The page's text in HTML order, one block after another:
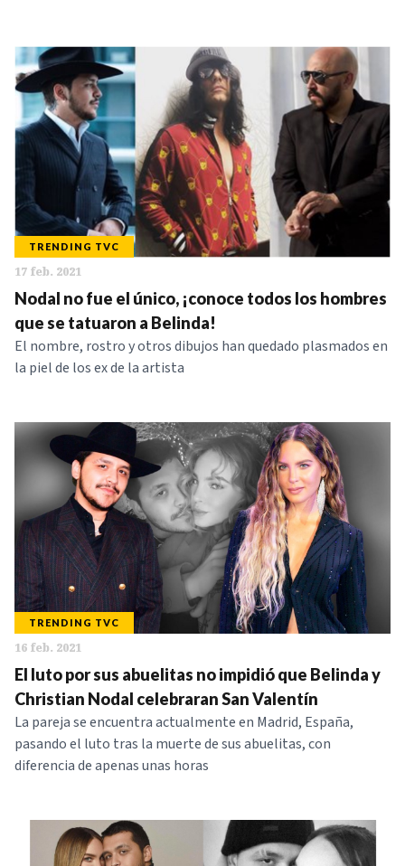
TRENDING TVC
17 feb. 2021
Nodal no fue el único, ¡conoce todos los hombres
que se tatuaron a Belinda!
El nombre, rostro y otros dibujos han quedado plasmados en
la piel de los ex de la artista
TRENDING TVC
16 feb. 2021
El luto por sus abuelitas no impidió que Belinda y
Christian Nodal celebraran San Valentín
La pareja se encuentra actualmente en Madrid, España,
pasando el luto tras la muerte de sus abuelitas, con
diferencia de apenas unas horas